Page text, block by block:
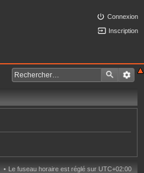
Connexion
Inscription
Le fuseau horaire est réglé sur UTC+02:00